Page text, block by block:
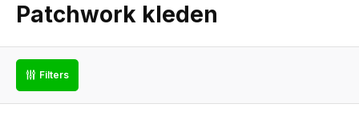
Patchwork kleden
Filters